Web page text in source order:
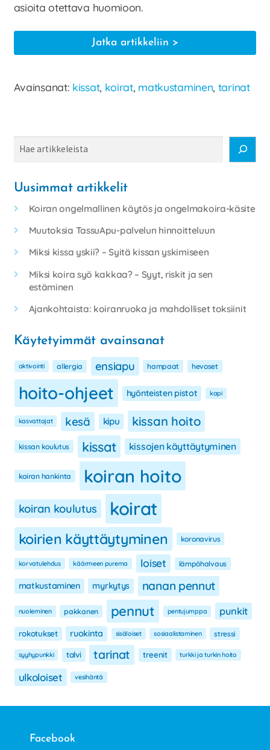
asioita otettava huomioon.
Jatka artikkeliin Matkalla
Avainsanat: kissat, koirat, matkustaminen, tarinat
Haku
Uusimmat artikkelit
Koiran ongelmallinen käytös ja ongelmakoira-käsite
Muutoksia TassuApu-palvelun hinnoitteluun
Miksi kissa yskii? – Syitä kissan yskimiseen
Miksi koira syö kakkaa? – Syyt, riskit ja sen
estäminen
Ajankohtaista: koiranruoka ja mahdolliset toksiinit
Käytetyimmät avainsanat
aktivointi allergia ensiapu hampaat hevoset
hoito-ohjeet hyönteisten pistot kapi
kasvattajat kesä kipu kissan hoito
kissan koulutus kissat kissojen käyttäytyminen
koiran hankinta koiran hoito
koiran koulutus koirat
koirien käyttäytyminen koronavirus
korvatulehdus käärmeen purema loiset lämpöhalvaus
matkustaminen myrkytys nanan pennut
nuoleminen pakkanen pennut pentujumppa punkit
rokotukset ruokinta sisäloiset sosiaalistaminen stressi
syyhypunkki talvi tarinat treenit turkki ja turkin hoito
ulkoloiset vesihäntä
Facebook